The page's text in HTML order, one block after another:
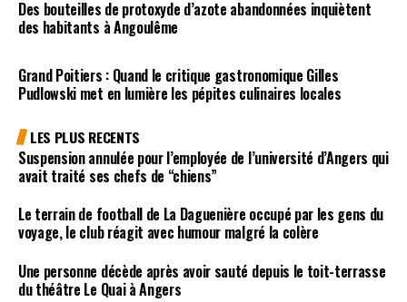
Des bouteilles de protoxyde d’azote abandonnées inquiètent
des habitants à Angoulême
Grand Poitiers : Quand le critique gastronomique Gilles
Pudlowski met en lumière les pépites culinaires locales
LES PLUS RECENTS
Suspension annulée pour l’employée de l’université d’Angers qui
avait traité ses chefs de “chiens”
Le terrain de football de La Daguenière occupé par les gens du
voyage, le club réagit avec humour malgré la colère
Une personne décède après avoir sauté depuis le toit-terrasse
du théâtre Le Quai à Angers